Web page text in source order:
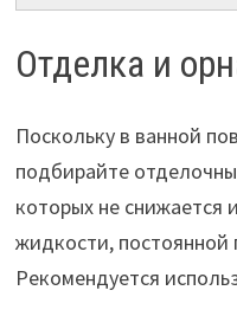
Отделка и
Поскольку в ванной
подбирайте
которых не снижается
жидкости, постоянной
Рекомендуется